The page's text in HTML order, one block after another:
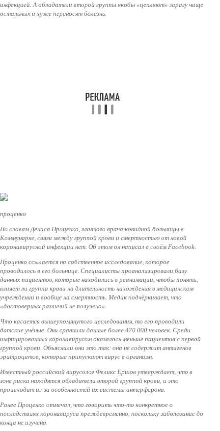
инфекцией. А обладатели второй группы якобы «цепляют» заразу чаще
остальных и хуже переносят болезнь.
проценко
По словам Дениса Проценко, главного врача ковидной больницы в
Коммунарке, связи между группой крови и смертностью от новой
коронавирусной инфекции нет. Об этом он написал в своём Facebook.
Проценко ссылается на собственное исследование, которое
проводилось в его больнице. Специалисты проанализировали базу
данных пациентов, которые находились в реанимации, чтобы понять,
влияет ли группа крови на длительность нахождения в медицинском
учреждении и вообще на смертность. Медик подчёркивает, что
«достоверных различий не получено».
Что касается вышеупомянутого исследования, то его проводили
датские учёные. Они сравнили данные более 470 000 человек. Среди
инфицированных коронавирусом оказалось меньше пациентов с первой
группой крови. Объяснили они это так: она не содержит антигенов
эритроцитов, которые припускают вирус в организм.
Известный российский вирусолог Феликс Ершов утверждает, что в
зоне риска находятся обладатели второй группой крови, и это
происходит из-за особенностей их системы интерферона.
Ранее Проценко отмечал, что говорить что-то конкретное о
последствиях коронавируса преждевременно, поскольку заболевание до
конца не изучено.